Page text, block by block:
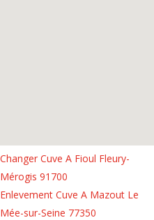
Changer Cuve A Fioul Fleury-
Mérogis 91700
Enlevement Cuve A Mazout Le
Mée-sur-Seine 77350